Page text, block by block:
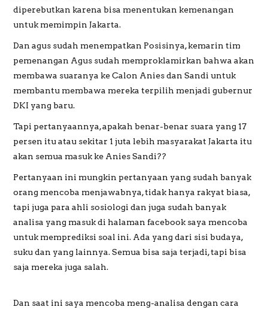
diperebutkan karena bisa menentukan kemenangan
untuk memimpin Jakarta.
Dan agus sudah menempatkan Posisinya, kemarin tim
pemenangan Agus sudah memproklamirkan bahwa akan
membawa suaranya ke Calon Anies dan Sandi untuk
membantu membawa mereka terpilih menjadi gubernur
DKI yang baru.
Tapi pertanyaannya, apakah benar-benar suara yang 17
persen itu atau sekitar 1 juta lebih masyarakat Jakarta itu
akan semua masuk ke Anies Sandi??
Pertanyaan ini mungkin pertanyaan yang sudah banyak
orang mencoba menjawabnya, tidak hanya rakyat biasa,
tapi juga para ahli sosiologi dan juga sudah banyak
analisa yang masuk di halaman facebook saya mencoba
untuk memprediksi soal ini. Ada yang dari sisi budaya,
suku dan yang lainnya. Semua bisa saja terjadi, tapi bisa
saja mereka juga salah.
Dan saat ini saya mencoba meng-analisa dengan cara